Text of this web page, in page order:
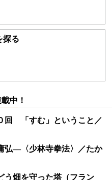
探る
中！
回 「すむ」ということ／
弘―〈少林寺拳法〉／たか
畑を守った塔（フラン